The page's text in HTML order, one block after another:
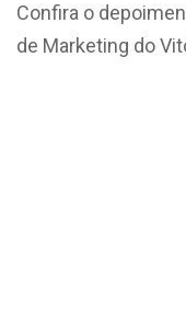
Confira o
de Marketing do